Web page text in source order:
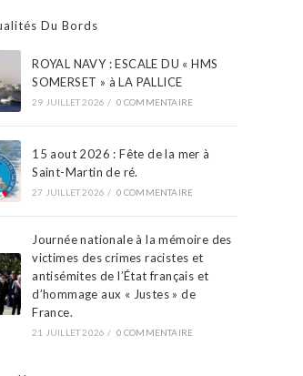
Du Bords
ROYAL NAVY : ESCALE DU « HMS
SOMERSET » à LA PALLICE
29 JUILLET 2026 / 0 COMMENTAIRE
15 aout 2026 : Fête de la mer à
Saint-Martin de ré.
27 JUILLET 2026 / 0 COMMENTAIRE
Journée nationale à la mémoire des
victimes des crimes racistes et
antisémites de l’État français et
d’hommage aux « Justes » de
France.
21 JUILLET 2026 / 0 COMMENTAIRE